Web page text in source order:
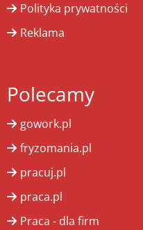
Polityka prywatności
Reklama
Polecamy
gowork.pl
fryzomania.pl
pracuj.pl
praca.pl
Praca - dla firm